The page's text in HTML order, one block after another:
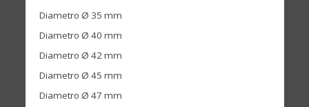
Diametro Ø 35 mm
Diametro Ø 40 mm
Diametro Ø 42 mm
Diametro Ø 45 mm
Diametro Ø 47 mm